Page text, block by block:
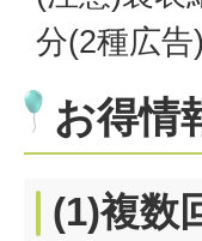
分(2種広告
お得情
(1)複数